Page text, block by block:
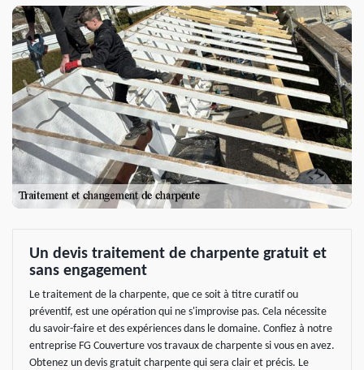
Un devis traitement de charpente gratuit et
sans engagement
Le traitement de la charpente, que ce soit à titre curatif ou
préventif, est une opération qui ne s'improvise pas. Cela nécessite
du savoir-faire et des expériences dans le domaine. Confiez à notre
entreprise FG Couverture vos travaux de charpente si vous en avez.
Obtenez un devis gratuit charpente qui sera clair et précis. Le